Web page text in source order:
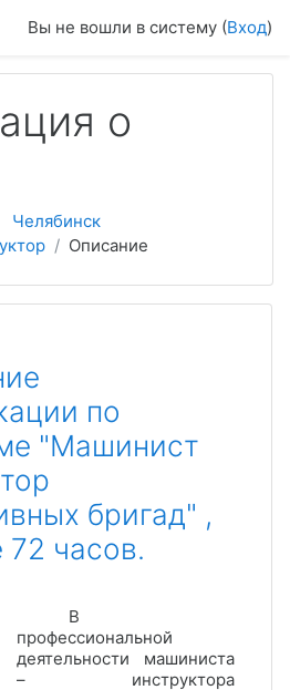
Вы не вошли в систему (Вход)
о
Челябинск
Описание
по
"Машинист
бригад" ,
часов.
В
профессиональной
деятельности машиниста
– инструктора